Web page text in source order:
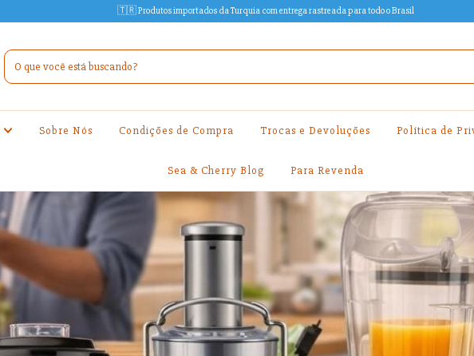
🇹🇷 Produtos importados da Turquia com entrega rastreada para todo o Brasil
Sobre Nós Condições de Compra Trocas e Devoluções Política de
Sea & Cherry Blog Para Revenda